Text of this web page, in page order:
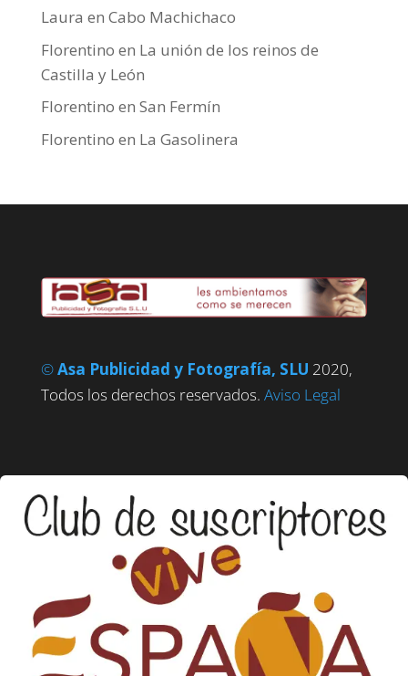
Laura en Cabo Machichaco
Florentino en La unión de los reinos de
Castilla y León
Florentino en San Fermín
Florentino en La Gasolinera
©Asa Publicidad y Fotografía, SLU 2020,
Todos los derechos reservados. Aviso Legal